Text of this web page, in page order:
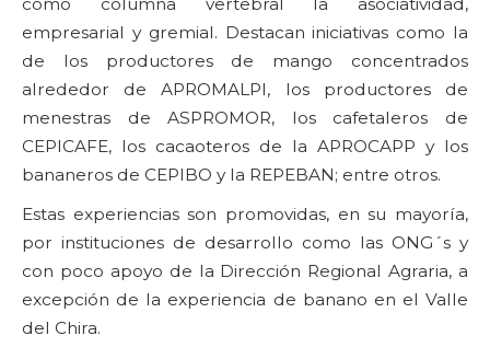
empresarial y gremial. Destacan iniciativas como la
de los productores de mango concentrados
alrededor de APROMALPI, los productores de
menestras de ASPROMOR, los cafetaleros de
CEPICAFE, los cacaoteros de la APROCAPP y los
bananeros de CEPIBO y la REPEBAN; entre otros.
Estas experiencias son promovidas, en su mayoría,
por instituciones de desarrollo como las ONG´s y
con poco apoyo de la Dirección Regional Agraria, a
excepción de la experiencia de banano en el Valle
del Chira.